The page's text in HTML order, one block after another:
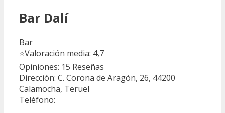
Bar Dalí
Bar
⭐Valoración media: 4,7
Opiniones: 15 Reseñas
Dirección: C. Corona de Aragón, 26, 44200
Calamocha, Teruel
Teléfono: